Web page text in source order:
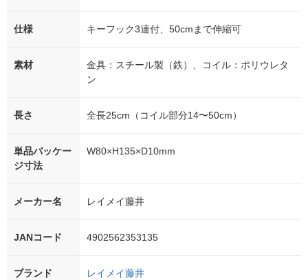
仕様 キーフック3連付、50cmまで伸縮可
素材
金具：スチール製（鉄）、コイル：ポリウレタ
ン
長さ 全長25cm（コイル部分14〜50cm）
単品パッケー
ジ寸法
W80×H135×D10mm
メーカー名 レイメイ藤井
JANコード 4902562353135
ブランド レイメイ藤井